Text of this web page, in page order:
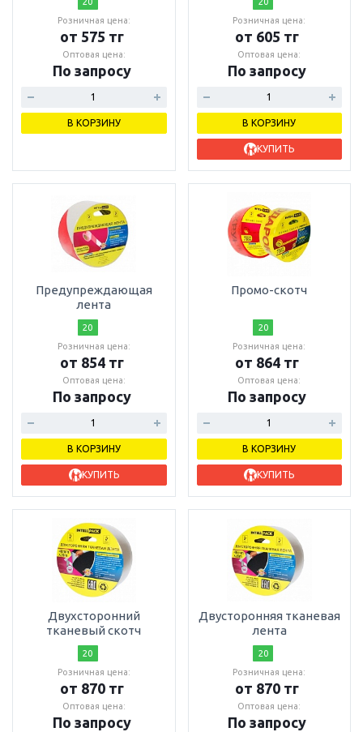
20
Розничная цена:
от 575 тг
Оптовая цена:
По запросу
В КОРЗИНУ
20
Розничная цена:
от 605 тг
Оптовая цена:
По запросу
В КОРЗИНУ
КУПИТЬ
Предупреждающая
лента
20
Розничная цена:
от 854 тг
Оптовая цена:
По запросу
В КОРЗИНУ
КУПИТЬ
Промо-скотч
20
Розничная цена:
от 864 тг
Оптовая цена:
По запросу
В КОРЗИНУ
КУПИТЬ
Двухсторонний
тканевый скотч
20
Розничная цена:
от 870 тг
Оптовая цена:
По запросу
Двусторонняя тканевая
лента
20
Розничная цена:
от 870 тг
Оптовая цена:
По запросу